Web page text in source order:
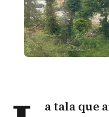
atalaque